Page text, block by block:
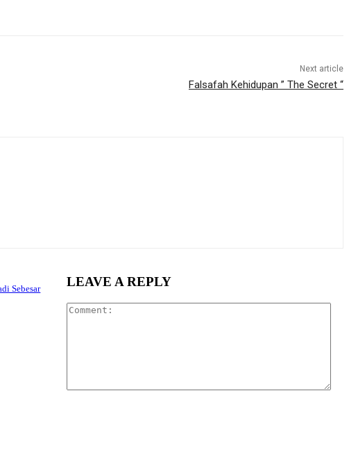
Next article
Falsafah Kehidupan ” The Secret “
Sebesar
LEAVE A REPLY